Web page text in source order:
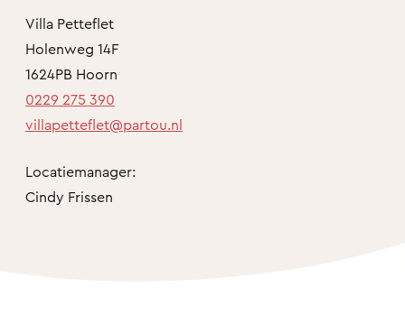
Villa Petteflet
Holenweg 14F
1624PB Hoorn
0229 275 390
villapetteflet@partou.nl
Locatiemanager:
Cindy Frissen